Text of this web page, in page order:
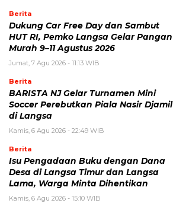
Berita
Dukung Car Free Day dan Sambut
HUT RI, Pemko Langsa Gelar Pangan
Murah 9–11 Agustus 2026
Jumat, 7 Agu 2026 - 11:13 WIB
Berita
BARISTA NJ Gelar Turnamen Mini
Soccer Perebutkan Piala Nasir Djamil
di Langsa
Kamis, 6 Agu 2026 - 22:49 WIB
Berita
Isu Pengadaan Buku dengan Dana
Desa di Langsa Timur dan Langsa
Lama, Warga Minta Dihentikan
Kamis, 6 Agu 2026 - 15:10 WIB